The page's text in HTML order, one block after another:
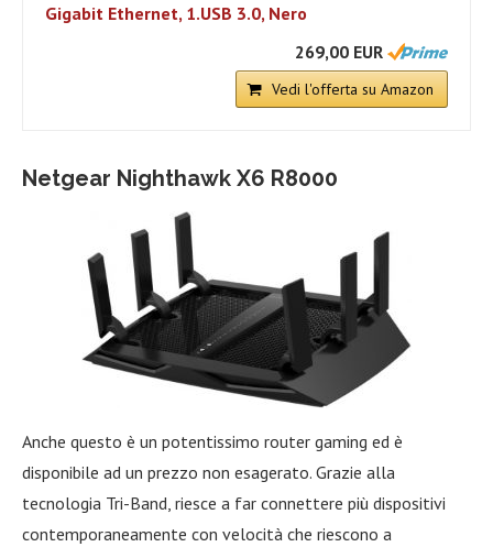
Gigabit Ethernet, 1.USB 3.0, Nero
269,00 EUR
Vedi l'offerta su Amazon
Netgear Nighthawk X6 R8000
Anche questo è un potentissimo router gaming ed è
disponibile ad un prezzo non esagerato. Grazie alla
tecnologia Tri-Band, riesce a far connettere più dispositivi
contemporaneamente con velocità che riescono a